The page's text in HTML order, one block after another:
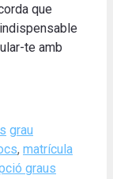
que
te amb
Tags
grau
, matrícula
graus